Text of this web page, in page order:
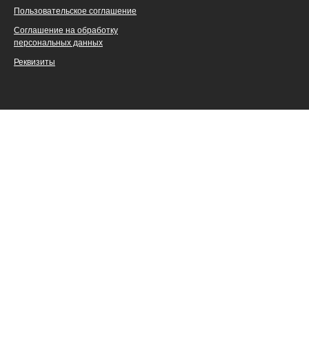
Пользовательское соглашение
Соглашение на обработку
персональных данных
Реквизиты